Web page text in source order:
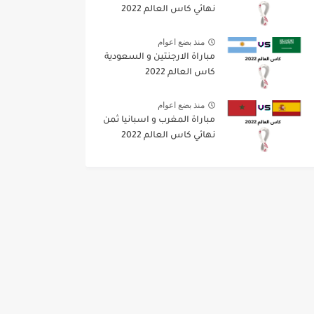
نهائي كاس العالم 2022
منذ بضع اعوام
مباراة الارجنتين و السعودية
كاس العالم 2022
منذ بضع اعوام
مباراة المغرب و اسبانيا ثمن
نهائي كاس العالم 2022